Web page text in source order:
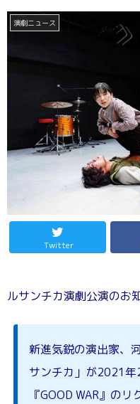
演劇ニュース
Twitter
ルサンチカ演劇公演のお
新進気鋭の演出家、
サンチカ」が2021
『GOOD WAR』の